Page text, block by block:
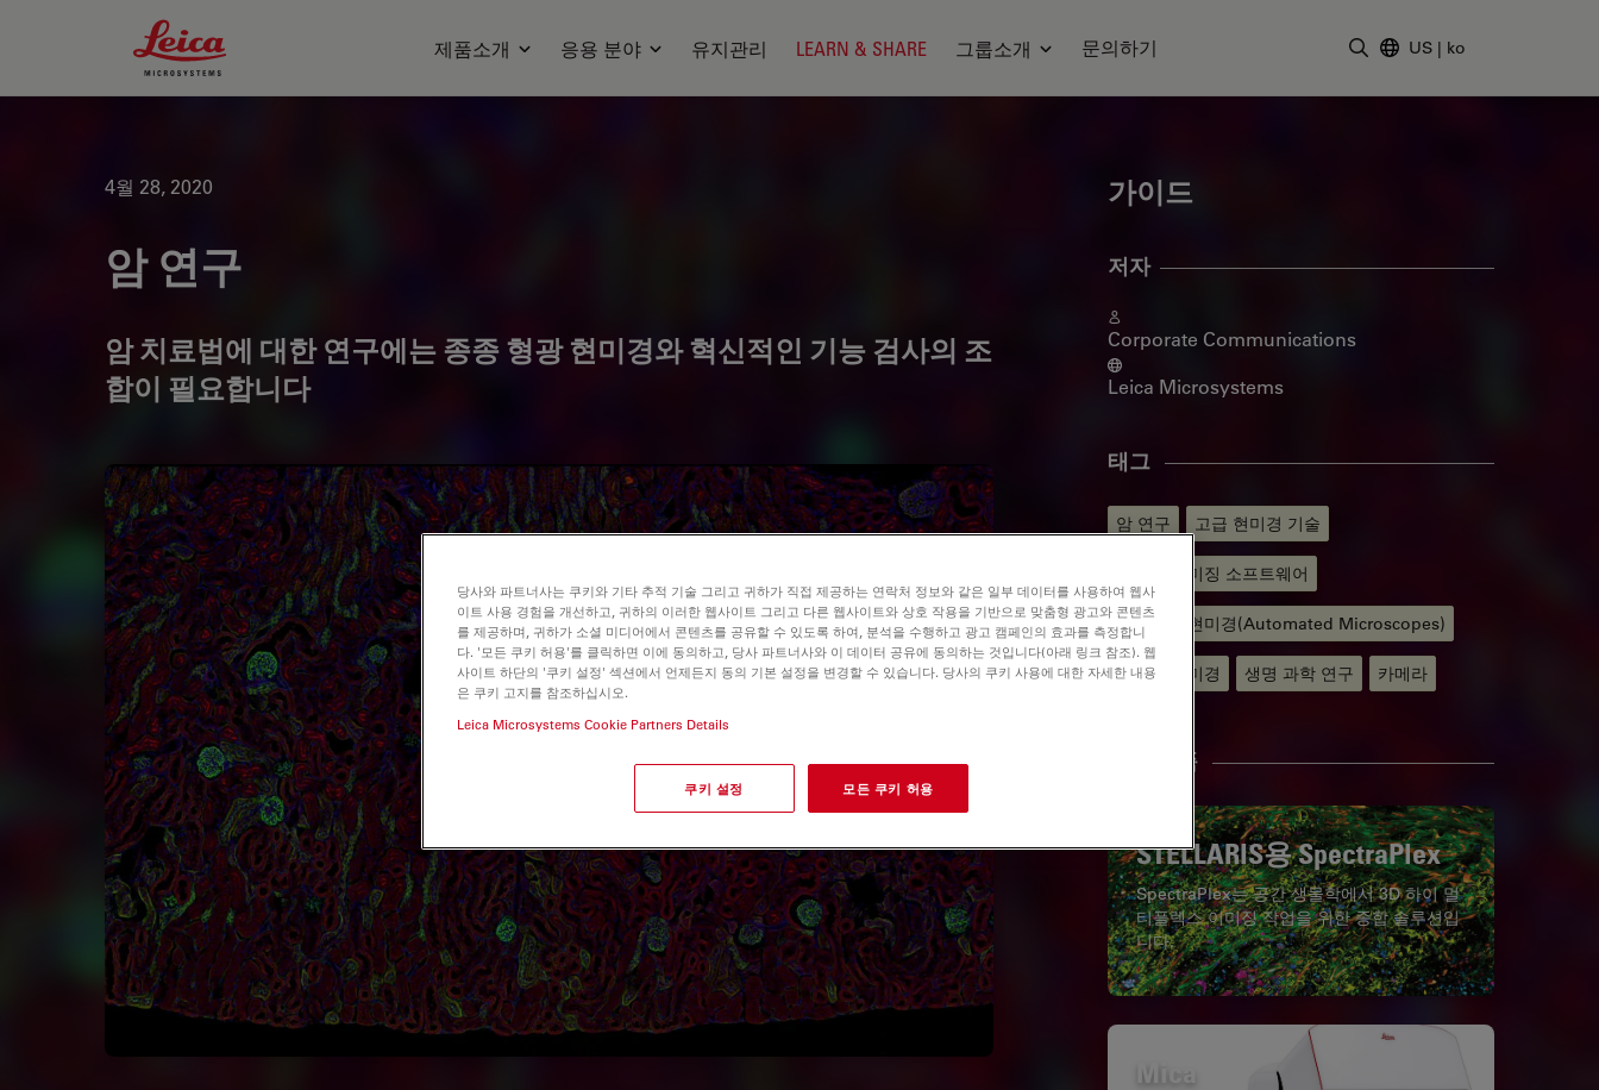
Leica Microsystems Logo
제품소개 응용 분야 유지관리 LEARN & SHARE 그룹소개 문의하기 US | ko
4월 28, 2020
암 연구
암 치료법에 대한 연구에는 종종 형광 현미경와 혁신적인 기능 검사의 조
합이 필요합니다
가이드
저자
Corporate Communications
Leica Microsystems
태그
암 연구 고급 현미경 기술
현미경 이미징 소프트웨어
자동화된 현미경(Automated Microscopes)
디지털 현미경 생명 과학 연구 카메라
관련 제품
STELLARIS용 SpectraPlex
SpectraPlex는 공간 생물학에서 3D 하이 멀
티플렉스 이미징 작업을 위한 종합 솔루션입
니다.
Mica
당사와 파트너사는 쿠키와 기타 추적 기술 그리고 귀하가 직접 제공하는 연락처 정보와 같은 일부 데이터를 사용하여 웹사
이트 사용 경험을 개선하고, 귀하의 이러한 웹사이트 그리고 다른 웹사이트와 상호 작용을 기반으로 맞춤형 광고와 콘텐츠
를 제공하며, 귀하가 소셜 미디어에서 콘텐츠를 공유할 수 있도록 하여, 분석을 수행하고 광고 캠페인의 효과를 측정합니
다. '모든 쿠키 허용'를 클릭하면 이에 동의하고, 당사 파트너사와 이 데이터 공유에 동의하는 것입니다(아래 링크 참조). 웹
사이트 하단의 '쿠키 설정' 섹션에서 언제든지 동의 기본 설정을 변경할 수 있습니다. 당사의 쿠키 사용에 대한 자세한 내용
은 쿠키 고지를 참조하십시오.
Leica Microsystems Cookie Partners Details
쿠키 설정 모든 쿠키 허용